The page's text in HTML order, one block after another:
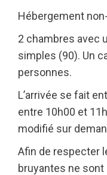
Hébergement
2 chambres avec
simples (90). Un
personnes.
L’arrivée se fait
entre 10h00 et
modifié sur
Afin de respecter
bruyantes ne